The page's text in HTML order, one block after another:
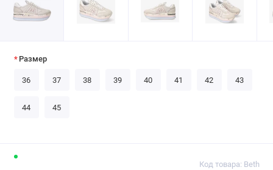
Код товара: Beth
Размер
36 37 38 39 40 41 42 43
44 45